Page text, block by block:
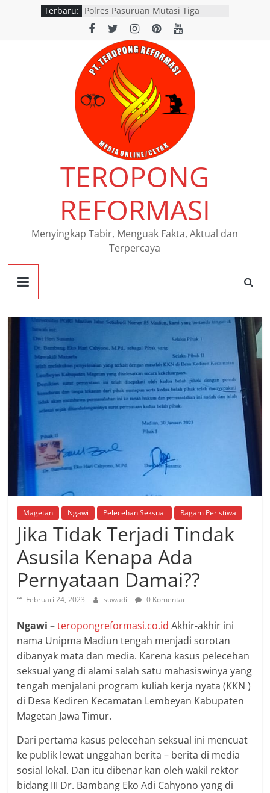
Terbaru: Polres Pasuruan Mutasi Tiga
Penyidik Polsek Beji Demi
Efektivitas dan Kelancaran Proses
Penyidikan
SATLANTAS POLRES NGANJUK
DORONG PERCEPATAN TINDAK
LANJUT HASIL RAPAT FKLL
BERSAMA INSTANSI TERKAIT
Polres Pasuruan Tegaskan
Penanganan Kasus Laka Lantas
2017 Telah Tuntas dan
Berkekuatan Hukum Tetap
Pemerintah Provinsi Jawa Timur
resmi menggelar program
pemutihan dan pembebasan pajak
daerah di seluruh kantor Samsat
wilayah Jatim
Siswi SMAN 1 Kedamean Juara I
Lomba Voice Over HPN 2026 Gresik
TEROPONG
REFORMASI
Menyingkap Tabir, Menguak Fakta, Aktual dan
Terpercaya
Magetan Ngawi Pelecehan Seksual Ragam Peristiwa
Jika Tidak Terjadi Tindak
Asusila Kenapa Ada
Pernyataan Damai??
Februari 24, 2023 suwadi 0 Komentar
Ngawi – teropongreformasi.co.id Akhir-akhir ini
nama Unipma Madiun tengah menjadi sorotan
dibanyak mata dan media. Karena kasus pelecehan
seksual yang di alami salah satu mahasiswinya yang
tengah menjalani program kuliah kerja nyata (KKN )
di Desa Kediren Kecamatan Lembeyan Kabupaten
Magetan Jawa Timur.
Dari pertama kasus pelecehan seksual ini mencuat
ke publik lewat unggahan berita – berita di media
sosial lokal. Dan itu dibenar kan oleh wakil rektor
bidang III Dr. Bambang Eko Adi Cahyono yang di